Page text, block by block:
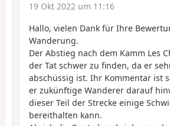
19 Okt 2022 um 11:16
Hallo, vielen Dank für Ihre
Wanderung.
Der Abstieg nach dem Kamm Les
der Tat schwer zu finden, da er
abschüssig ist. Ihr Kommentar ist
er zukünftige Wanderer darauf
dieser Teil der Strecke einige
bereithalten kann.